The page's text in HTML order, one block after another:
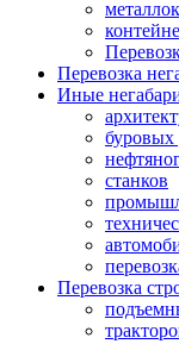
Перевозка
Иные
буровых
станков
Перевозка